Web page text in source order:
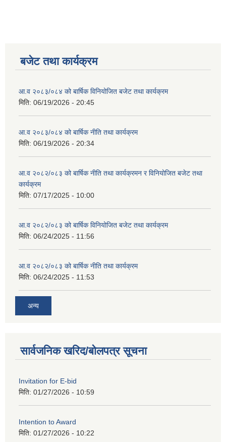
बजेट तथा कार्यक्रम
आ.व २०८३/०८४ को बार्षिक विनियोजित बजेट तथा कार्यक्रम
मिति: 06/19/2026 - 20:45
आ.व २०८३/०८४ को बार्षिक नीति तथा कार्यक्रम
मिति: 06/19/2026 - 20:34
आ.व २०८२/०८३ को बार्षिक नीति तथा कार्यक्रमन र विनियोजित बजेट तथा
कार्यक्रम
मिति: 07/17/2025 - 10:00
आ.व २०८२/०८३ को बार्षिक विनियोजित बजेट तथा कार्यक्रम
मिति: 06/24/2025 - 11:56
आ.व २०८२/०८३ को बार्षिक नीति तथा कार्यक्रम
मिति: 06/24/2025 - 11:53
अन्य
सार्वजनिक खरिद/बोलपत्र सूचना
Invitation for E-bid
मिति: 01/27/2026 - 10:59
Intention to Award
मिति: 01/27/2026 - 10:22